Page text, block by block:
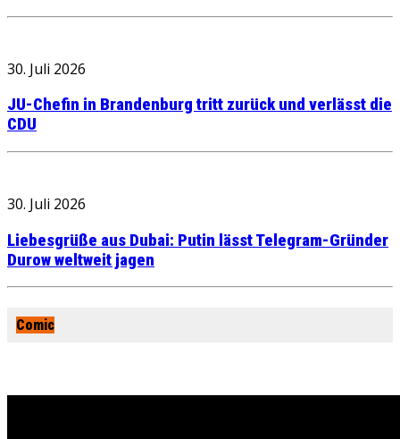
30. Juli 2026
JU-Chefin in Brandenburg tritt zurück und verlässt die
CDU
30. Juli 2026
Liebesgrüße aus Dubai: Putin lässt Telegram-Gründer
Durow weltweit jagen
Comic